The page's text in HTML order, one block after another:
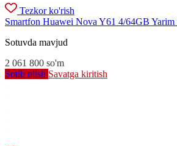
Tezkor ko'rish
Smartfon Huawei Nova Y61 4/64GB Yarim
Sotuvda mavjud
2 061 800 so'm
Sotib olish Savatga kiritish